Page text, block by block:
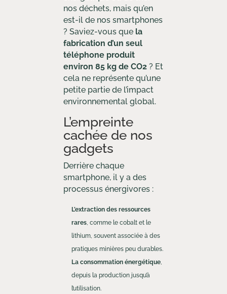
nos déchets, mais qu’en
est-il de nos smartphones
? Saviez-vous que la
fabrication d’un seul
téléphone produit
environ 85 kg de CO2? Et
cela ne représente qu’une
petite partie de l’impact
environnemental global.
L’empreinte
cachée de nos
gadgets
Derrière chaque
smartphone, il y a des
processus énergivores :
L’extraction des ressources
rares, comme le cobalt et le
lithium, souvent associée à des
pratiques minières peu durables.
La consommation énergétique,
depuis la production jusqu’à
l’utilisation.